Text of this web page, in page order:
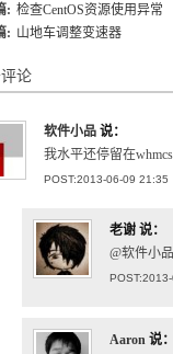
: 检查CentOS资源使用异常
: 山地车调整变速器
论
软件小品 说：
我水平还停留在
POST:2013-06-09 21:35
老谢 说：
@软件小
Aaron 说